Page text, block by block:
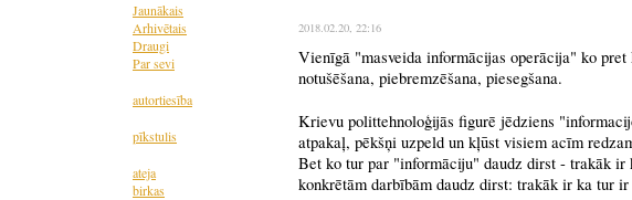
Jaunākais
Arhivētais
Draugi
Par sevi
autortiesība
pīkstulis
ateja
birkas
2018.02.20, 22:16
Vienīgā "masveida informācijas operācija" ko
notušēšana, piebremzēšana, piesegšana.
Krievu polittehnoloģijās figurē jēdziens
atpakaļ, pēkšņi uzpeld un kļūst visiem acīm
Bet ko tur par "informāciju" daudz dirst - trakāk
konkrētām darbībām daudz dirst: trakāk ir ka tur